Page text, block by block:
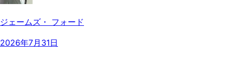
ジェームズ・ フォード
2026年7月31日